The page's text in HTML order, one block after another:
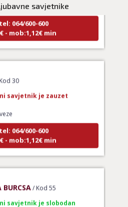
savjetnike
064/600-600
- mob:1,12€ min
064/600-600
- mob:1,12€ min